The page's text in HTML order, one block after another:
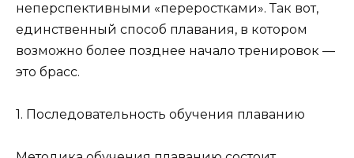
неперспективными «переростками». Так вот,
единственный способ плавания, в котором
возможно более позднее начало тренировок —
это брасс.
1. Последовательность обучения плаванию